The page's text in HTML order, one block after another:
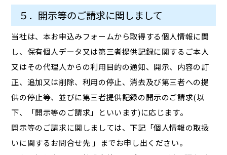
５．開示等のご請求に関しまして
当社は、本お申込みフォームから取得する個人情報に関
し、保有個人データ又は第三者提供記録に関するご本人
又はその代理人からの利用目的の通知、開示、内容の訂
正、追加又は削除、利用の停止、消去及び第三者への提
供の停止等、並びに第三者提供記録の開示のご請求(以
下、「開示等のご請求」といいます)に応じます。
開示等のご請求に関しましては、下記「個人情報の取扱
いに関するお問合せ先 」までお申し出ください。